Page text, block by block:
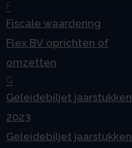
F
Fiscale waardering
Flex BV oprichten of
omzetten
G
Geleidebiljet jaarstukken
2023
Geleidebiljet jaarstukken